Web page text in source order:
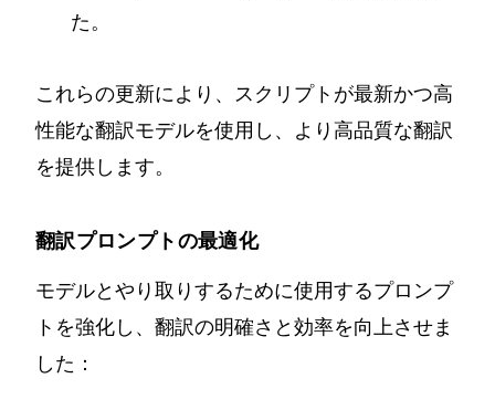
た。
これらの更新により、スクリプトが最新かつ高
性能な翻訳モデルを使用し、より高品質な翻訳
を提供します。
翻訳プロンプトの最適化
モデルとやり取りするために使用するプロンプ
トを強化し、翻訳の明確さと効率を向上させま
した：